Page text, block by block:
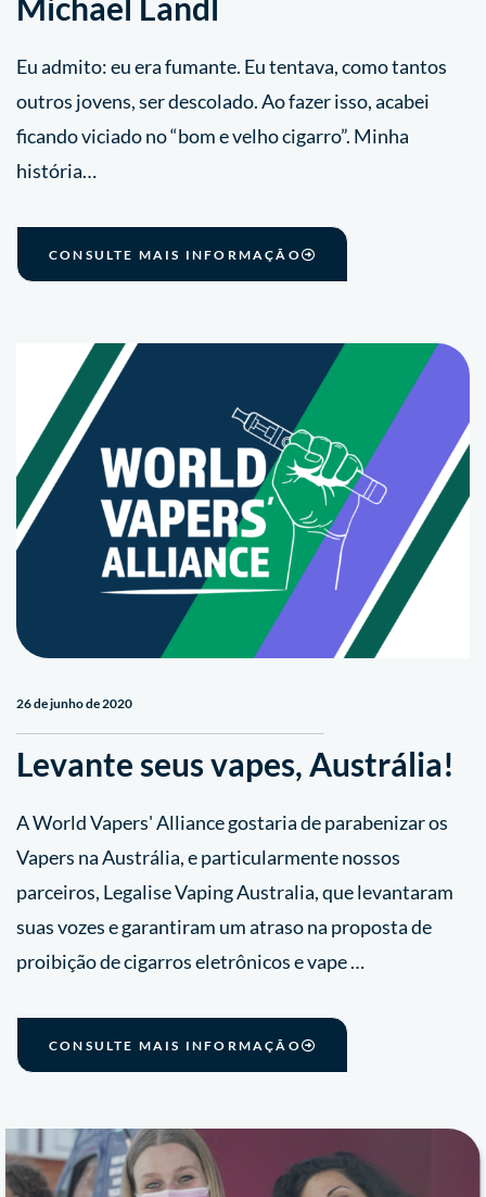
Eu admito: eu era fumante. Eu tentava, como tantos
outros jovens, ser descolado. Ao fazer isso, acabei
ficando viciado no “bom e velho cigarro”. Minha
história…
CONSULTE MAIS INFORMAÇÃO
26 de junho de 2020
Levante seus vapes, Austrália!
A World Vapers' Alliance gostaria de parabenizar os
Vapers na Austrália, e particularmente nossos
parceiros, Legalise Vaping Australia, que levantaram
suas vozes e garantiram um atraso na proposta de
proibição de cigarros eletrônicos e vape …
CONSULTE MAIS INFORMAÇÃO